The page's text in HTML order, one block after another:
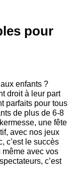
pour
enfants ?
droit à leur part
parfaits pour tous
de plus de 6-8
une fête
avec nos jeux
c’est le succès
avec vos
c’est